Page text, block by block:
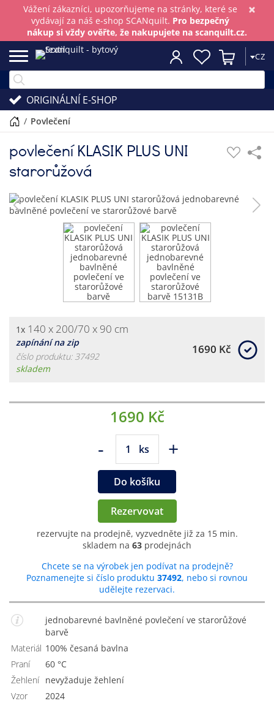
×
Vážení zákazníci, upozorňujeme na stránky, které se
vydávají za náš e-shop SCANquilt. Pro bezpečný
nákup si vždy ověřte, že nakupujete na scanquilt.cz.
CZ
ORIGINÁLNÍ E-SHOP
/ povlečení
povlečení KLASIK PLUS UNI
starorůžová
1x 140 x 200/70 x 90 cm
zapínání na zip
číslo produktu: 37492
skladem
1690 Kč
1690 Kč
- ks +
Do košíku
Rezervovat
rezervujte na prodejně, vyzvedněte již za 15 min.
skladem na 63 prodejnách
Chcete se na výrobek jen podívat na prodejně?
Poznamenejte si číslo produktu 37492, nebo si rovnou
udělejte rezervaci.
jednobarevné bavlněné povlečení ve starorůžové
barvě
Materiál
100% česaná bavlna
Praní
60 °C
Žehlení
nevyžaduje žehlení
Vzor
2024